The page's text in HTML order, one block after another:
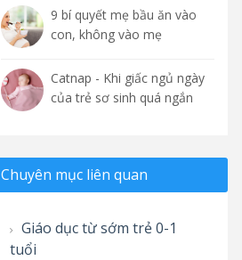
9 bí quyết mẹ bầu ăn vào
con, không vào mẹ
Catnap - Khi giấc ngủ ngày
của trẻ sơ sinh quá ngắn
Chuyên mục liên quan
Giáo dục từ sớm trẻ 0-1
tuổi